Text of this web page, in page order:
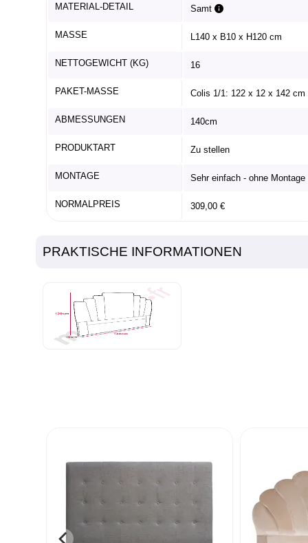
MATERIAL-DETAIL Samt
MASSE L140 x B10 x H120 cm
NETTOGEWICHT (KG) 16
PAKET-MASSE Colis 1/1: 122 x 12 x 142 cm
ABMESSUNGEN 140cm
PRODUKTART Zu stellen
MONTAGE Sehr einfach - ohne Montage
NORMALPREIS 309,00 €
PRAKTISCHE INFORMATIONEN